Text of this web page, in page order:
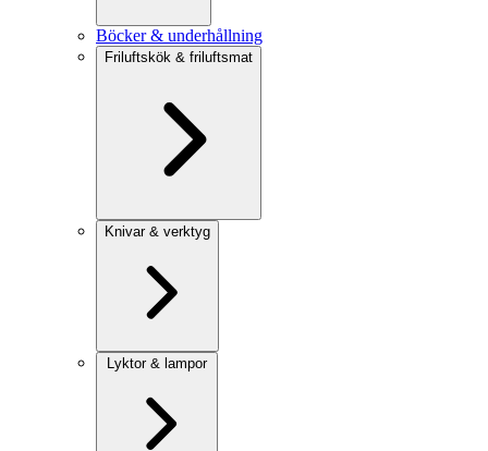
Böcker & underhållning
Friluftskök & friluftsmat
Knivar & verktyg
Lyktor & lampor